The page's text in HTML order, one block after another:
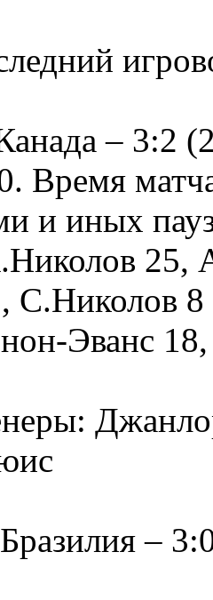
– 3:2
Время
и иных
25,
С.Николов
Эванс
–